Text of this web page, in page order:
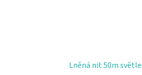
Lněná nit 50m světle